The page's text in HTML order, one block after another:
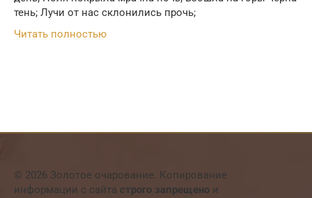
тень; Лучи от нас склонились прочь;
Читать полностью
© 2026 Золотое очарование. Копирование
информации с сайта строго запрещено и